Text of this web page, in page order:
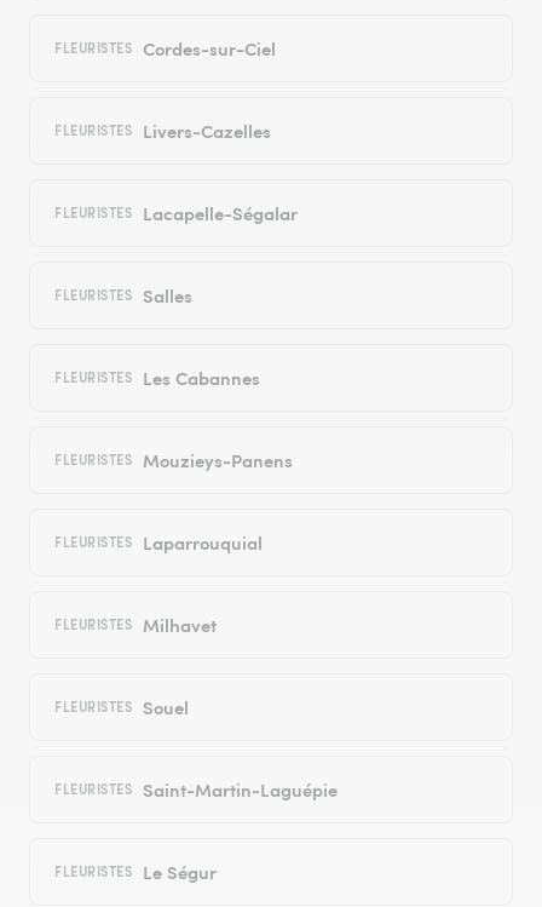
FLEURISTES Cordes-sur-Ciel
FLEURISTES Livers-Cazelles
FLEURISTES Lacapelle-Ségalar
FLEURISTES Salles
FLEURISTES Les Cabannes
FLEURISTES Mouzieys-Panens
FLEURISTES Laparrouquial
FLEURISTES Milhavet
FLEURISTES Souel
FLEURISTES Saint-Martin-Laguépie
FLEURISTES Le Ségur